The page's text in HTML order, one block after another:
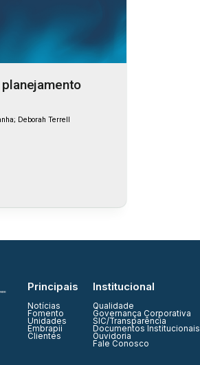
Deborah Terrell
Principais
Notícias
Fomento
Unidades
Embrapii
Clientes
Institucional
Qualidade
Governança Corporativa
SIC/Transparência
Documentos Institucionais
Ouvidoria
Fale Conosco